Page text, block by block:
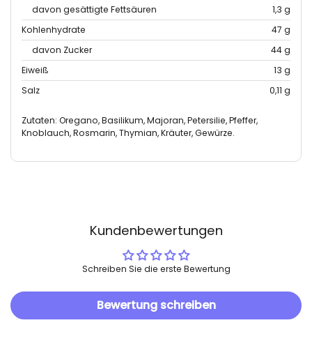
davon gesättigte Fettsäuren
1,3 g
Kohlenhydrate
47 g
davon Zucker
44 g
Eiweiß
13 g
Salz
0,11 g
Zutaten: Oregano, Basilikum, Majoran, Petersilie, Pfeffer,
Knoblauch, Rosmarin, Thymian, Kräuter, Gewürze.
Kundenbewertungen
Schreiben Sie die erste Bewertung
Bewertung schreiben